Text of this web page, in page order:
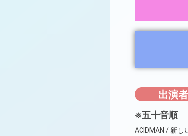
出演者
※五十音順
ACIDMAN / 新し